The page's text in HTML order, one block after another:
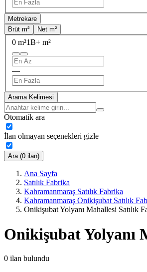
Metrekare
Brüt m²
Net m²
0 m²1B+ m²
—
Arama Kelimesi
Otomatik ara
İlan olmayan seçenekleri gizle
Ara (0 ilan)
Ana Sayfa
Satılık Fabrika
Kahramanmaraş Satılık Fabrika
Kahramanmaraş Onikişubat Satılık
Onikişubat Yolyanı Mahallesi Satılık
Onikişubat Yolyanı
0 ilan bulundu